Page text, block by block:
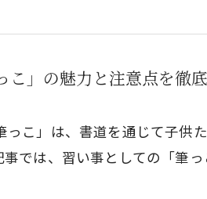
こ」の魅力と注意点を徹
こ」は、書道を通じて子供
では、習い事としての「筆